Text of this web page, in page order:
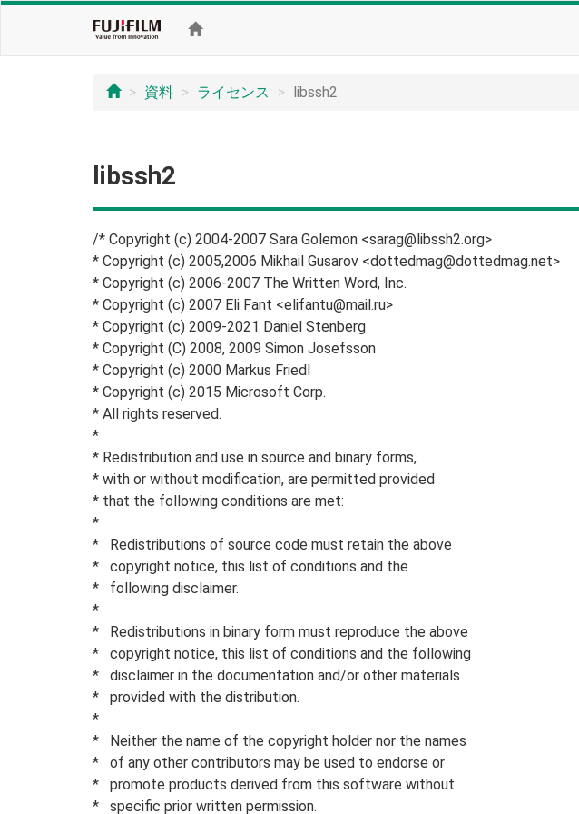
資料 ライセンス libssh2
libssh2
/* Copyright (c) 2004-2007 Sara Golemon <sarag@libssh2.org>
* Copyright (c) 2005,2006 Mikhail Gusarov <dottedmag@dottedmag.net>
* Copyright (c) 2006-2007 The Written Word, Inc.
* Copyright (c) 2007 Eli Fant <elifantu@mail.ru>
* Copyright (c) 2009-2021 Daniel Stenberg
* Copyright (C) 2008, 2009 Simon Josefsson
* Copyright (c) 2000 Markus Friedl
* Copyright (c) 2015 Microsoft Corp.
* All rights reserved.
*
* Redistribution and use in source and binary forms,
* with or without modification, are permitted provided
* that the following conditions are met:
*
* Redistributions of source code must retain the above
* copyright notice, this list of conditions and the
* following disclaimer.
*
* Redistributions in binary form must reproduce the above
* copyright notice, this list of conditions and the following
* disclaimer in the documentation and/or other materials
* provided with the distribution.
*
* Neither the name of the copyright holder nor the names
* of any other contributors may be used to endorse or
* promote products derived from this software without
* specific prior written permission.